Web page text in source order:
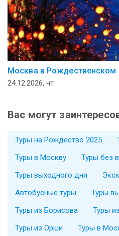
Москва в Рождественском
24.12.2026, чт
Вас могут
Туры на Рождество 2025
Туры в Москву
Туры без
Туры выходного дня
Автобусные туры
Туры
Туры из Борисова
Туры
Туры из Орши
Туры в